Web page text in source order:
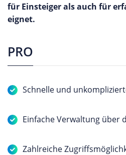
für Einsteiger als auch für
eignet.
PRO
Schnelle und
Einfache Verwaltung über
Zahlreiche